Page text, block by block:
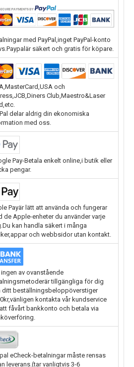
med PayPal,inget PayPal-konto
säkert och gratis för köpare.
och
Club,Maestro&Laser
delar aldrig din ekonomiska
med oss.
Pay-Betala enkelt online,i butik eller
pengar.
Payär lätt att använda och fungerar
de Apple-enheter du använder varje
kan handla säkert i många
och webbsidor utan kontakt.
ingen av ovanstående
tillgängliga för dig
ditt beställningsbeloppöverstiger
kontakta vår kundservice
fåvårt bankkonto och betala via
eCheck-betalningar måste rensas
leverans.(tar vanligtvis 3-6